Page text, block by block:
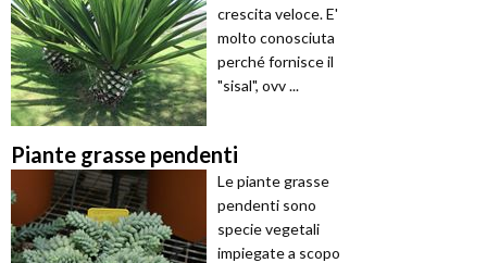
crescita veloce. E'
molto conosciuta
perché fornisce il
"sisal", ovv ...
Piante grasse pendenti
Le piante grasse
pendenti sono
specie vegetali
impiegate a scopo